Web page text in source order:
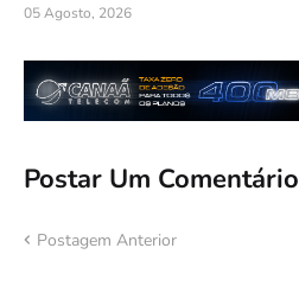
05 Agosto, 2026
Postar Um Comentário
Postagem Anterior